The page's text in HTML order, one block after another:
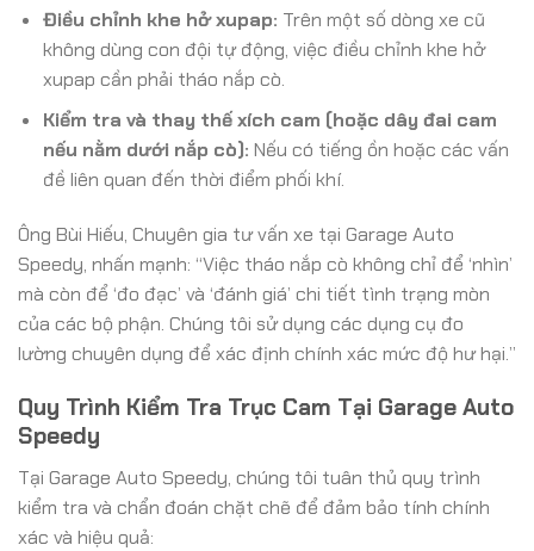
Điều chỉnh khe hở xupap: Trên một số dòng xe cũ
không dùng con đội tự động, việc điều chỉnh khe hở
xupap cần phải tháo nắp cò.
Kiểm tra và thay thế xích cam (hoặc dây đai cam
nếu nằm dưới nắp cò): Nếu có tiếng ồn hoặc các vấn
đề liên quan đến thời điểm phối khí.
Ông Bùi Hiếu, Chuyên gia tư vấn xe tại Garage Auto
Speedy, nhấn mạnh: “Việc tháo nắp cò không chỉ để ‘nhìn’
mà còn để ‘đo đạc’ và ‘đánh giá’ chi tiết tình trạng mòn
của các bộ phận. Chúng tôi sử dụng các dụng cụ đo
lường chuyên dụng để xác định chính xác mức độ hư hại.”
Quy Trình Kiểm Tra Trục Cam Tại Garage Auto
Speedy
Tại Garage Auto Speedy, chúng tôi tuân thủ quy trình
kiểm tra và chẩn đoán chặt chẽ để đảm bảo tính chính
xác và hiệu quả: